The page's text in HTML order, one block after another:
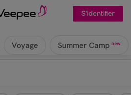
S'identifier
Voyage Summer Camp new